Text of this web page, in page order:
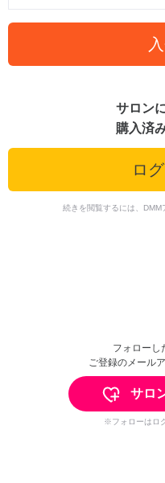
サロン
購入済
ロ
続きを閲覧するには、DMM
フォローし
ご登録のメール
サロ
※フォローはロ